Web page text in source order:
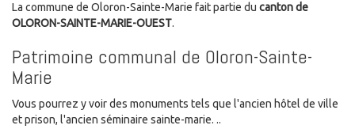
La commune de Oloron-Sainte-Marie fait partie du canton de
OLORON-SAINTE-MARIE-OUEST.
Patrimoine communal de Oloron-Sainte-
Marie
Vous pourrez y voir des monuments tels que l'ancien hôtel de ville
et prison, l'ancien séminaire sainte-marie. ..